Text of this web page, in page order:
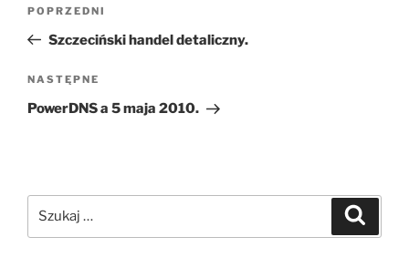
Poprzedni
wpis
POPRZEDNI
Szczeciński handel detaliczny.
Następny
wpis
NASTĘPNE
PowerDNS a 5 maja 2010.